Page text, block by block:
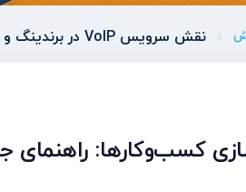
نقش سرویس VoIP در برندینگ و اعتمادسازی کسب‌وکارها: راهنمای جامع